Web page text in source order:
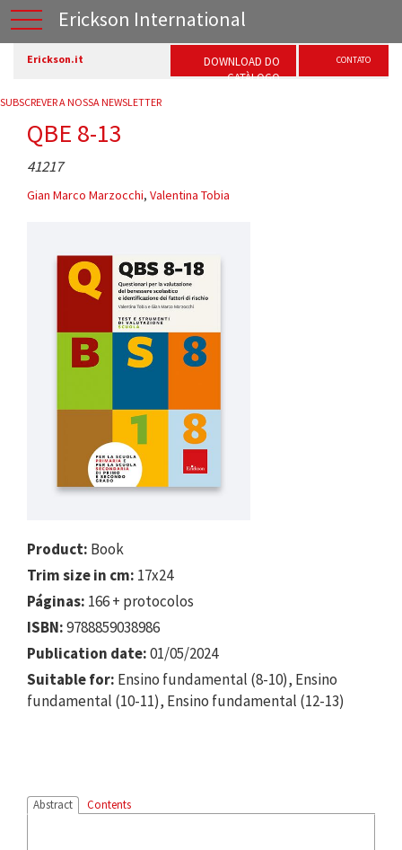
Erickson International
Erickson.it
DOWNLOAD DO
CATÀLOGO
CONTATO
SUBSCREVER A NOSSA NEWSLETTER
QBE 8-13
41217
Gian Marco Marzocchi, Valentina Tobia
Product: Book
Trim size in cm: 17x24
Páginas: 166 + protocolos
ISBN:9788859038986
Publication date:01/05/2024
Suitable for: Ensino fundamental (8-10), Ensino
fundamental (10-11), Ensino fundamental (12-13)
Abstract Contents